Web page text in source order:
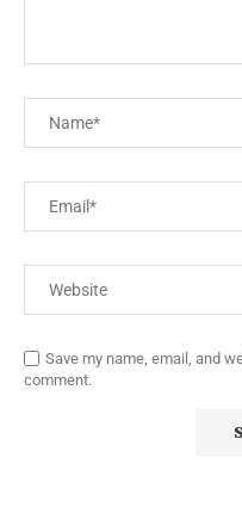
Save my name, email, and
comment.